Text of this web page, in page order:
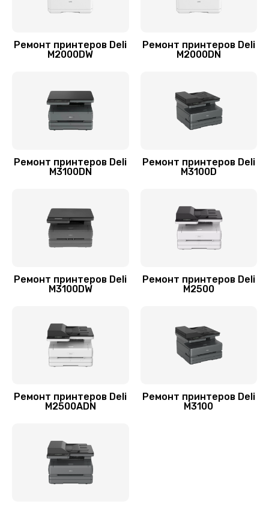
Замена блока питания
Чистка блока проявки
Ремонт принтеров Deli
M2000DW
Ремонт принтеров Deli
M2000DN
Ремонт принтеров Deli
M3100DN
Ремонт принтеров Deli
M3100D
Ремонт принтеров Deli
M3100DW
Ремонт принтеров Deli
M2500
Ремонт принтеров Deli
M2500ADN
Ремонт принтеров Deli
M3100